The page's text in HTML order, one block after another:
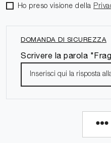
Ho preso visione della
DOMANDA DI SICUREZZA
Scrivere la parola